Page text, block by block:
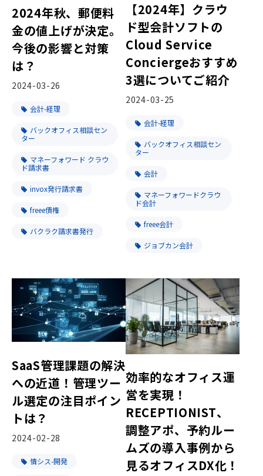
2024年秋、郵便料
金の値上げが決定。
今後の影響と対策
は？
2024-03-26
会計-経理
バックオフィス相談セン
ター
マネーフォワード クラウ
ド請求書
invox発行請求書
freee債権
バクラク請求書発行
【2024年】クラウ
ド型会計ソフトの
Cloud Service
Conciergeおすすめ
3選についてご紹介
2024-03-25
会計-経理
バックオフィス相談セン
ター
会計
マネーフォワードクラウ
ド会計
freee会計
ジョブカン会計
SaaS管理課題の解決
への近道！管理ツー
ル選定の注目ポイン
トは？
2024-02-28
情シス-開発
効率的なオフィス運
営を実現！
RECEPTIONIST、
調整アポ、予約ルー
ムズの導入事例から
見るオフィスDX化！